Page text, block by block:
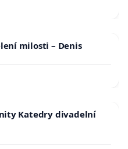
milosti – Denis
Katedry divadelní